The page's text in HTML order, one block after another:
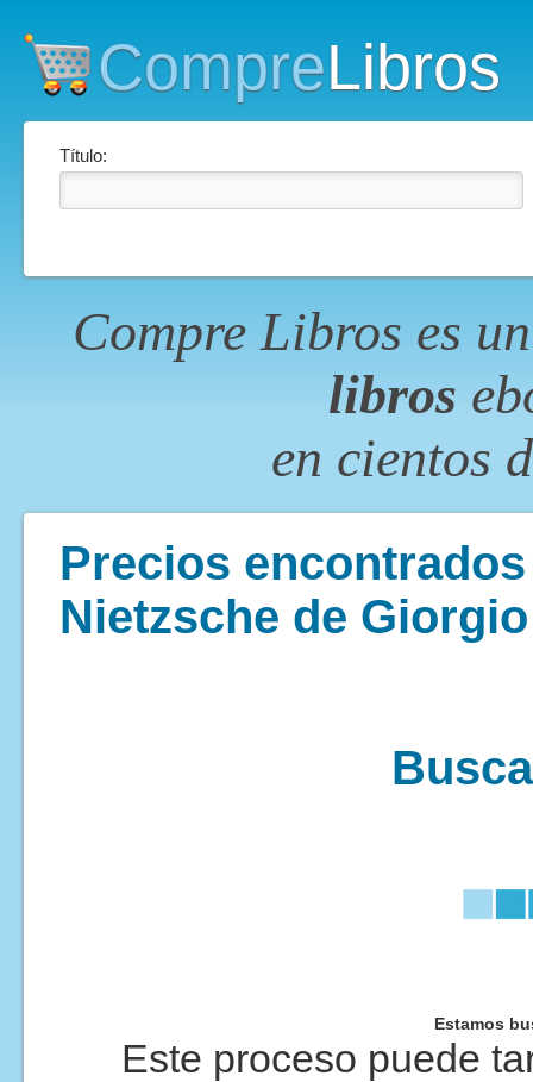
CompreLibros
Título:
Compre Libros es
libros
en cientos
Precios
Nietzsche de
Estamos
Este proceso puede